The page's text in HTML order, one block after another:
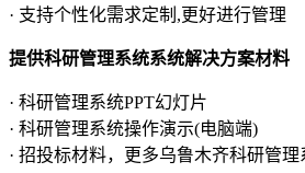
· 支持个性化需求定制,更好进行管理
提供科研管理系统系统解决方案材料
· 科研管理系统PPT幻灯片
· 科研管理系统操作演示(电脑端)
· 招投标材料，更多乌鲁木齐科研管